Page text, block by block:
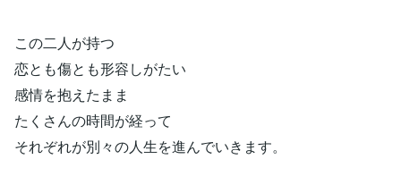
この二人が持つ
恋とも傷とも形容しがたい
感情を抱えたまま
たくさんの時間が経って
それぞれが別々の人生を進んでいきます。